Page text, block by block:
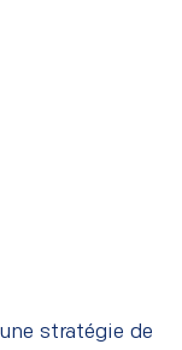
stratégie de